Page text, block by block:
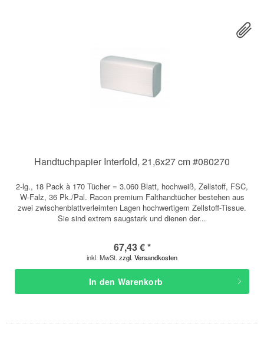
Handtuchpapier Interfold, 21,6x27 cm #080270
2-lg., 18 Pack à 170 Tücher = 3.060 Blatt, hochweiß, Zellstoff, FSC,
W-Falz, 36 Pk./Pal. Racon premium Falthandtücher bestehen aus
zwei zwischenblattverleimten Lagen hochwertigem Zellstoff-Tissue.
Sie sind extrem saugstark und dienen der...
67,43 € *
inkl. MwSt. zzgl. Versandkosten
In den Warenkorb